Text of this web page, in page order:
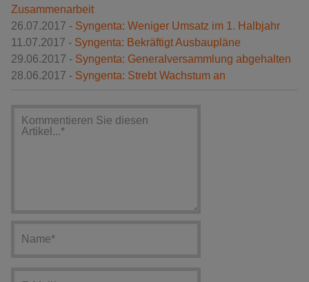
Zusammenarbeit
26.07.2017 - Syngenta: Weniger Umsatz im 1. Halbjahr
11.07.2017 - Syngenta: Bekräftigt Ausbaupläne
29.06.2017 - Syngenta: Generalversammlung abgehalten
28.06.2017 - Syngenta: Strebt Wachstum an